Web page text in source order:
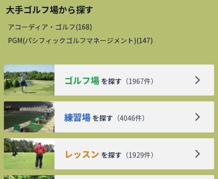
大手ゴルフ場から探す
アコーディア・ゴルフ(168)
PGM(パシフィックゴルフマネージメント)(147)
ゴルフ場 を探す （1967件）
練習場 を探す （4046件）
レッスン を探す （1929件）